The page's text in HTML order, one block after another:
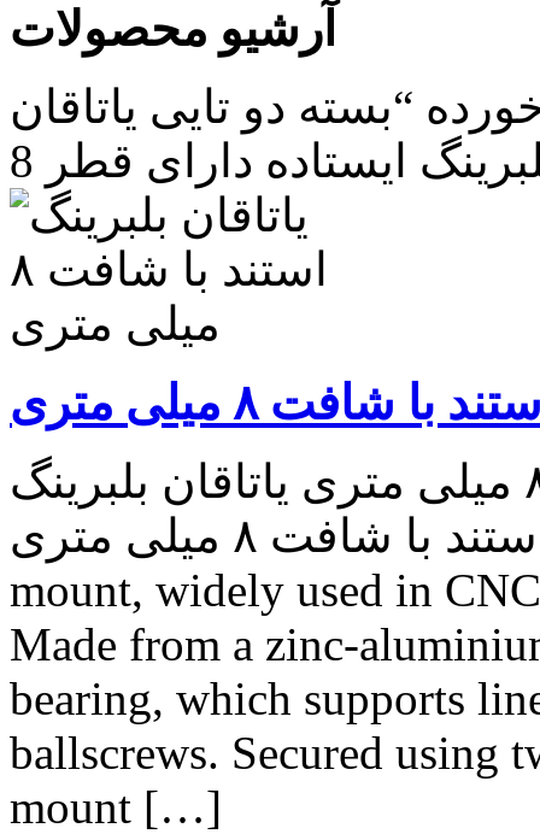
آرشیو محصولات
“بسته دو تایی یاتاقان
شافت ۸ میلی متری
یاتاقان بلبرینگ استند با شافت ۸ میلی متری یاتاقان بلبرینگ
استند با شافت ۸ میلی متری A quality ball bearing end
mount, widely used in
Made from a zinc-
bearing, which supports
ballscrews. Secured using
mount […]